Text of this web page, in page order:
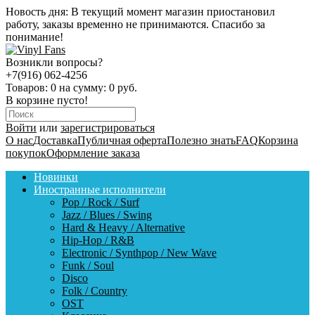
Новость дня: В текущий момент магазин приостановил
работу, заказы временно не принимаются. Спасибо за
понимание!
Возникли вопросы?
+7(916) 062-4256
Товаров: 0 на сумму: 0 руб.
В корзине пусто!
Войти или зарегистрироваться
О насДоставкаПубличная офертаПолезно знатьFAQКорзина
покупокОформление заказа
Новинки
Иностранные исполнители
Pop / Rock / Surf
Jazz / Blues / Swing
Hard & Heavy / Alternative
Hip-Hop / R&B
Electronic / Synthpop / New Wave
Funk / Soul
Disco
Folk / Country
OST